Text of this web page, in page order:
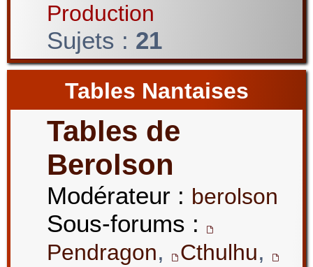
Production
Sujets : 21
Tables Nantaises
Tables de
Berolson
Modérateur : berolson
Sous-forums :
Pendragon, Cthulhu,